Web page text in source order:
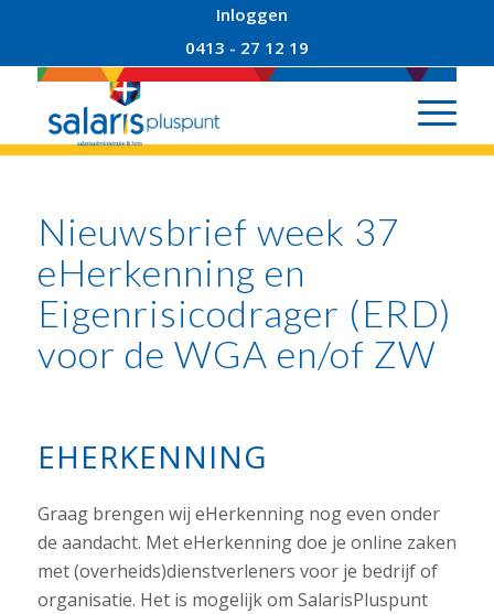
Inloggen
0413 - 27 12 19
Nieuwsbrief week 37
eHerkenning en
Eigenrisicodrager (ERD)
voor de WGA en/of ZW
EHERKENNING
Graag brengen wij eHerkenning nog even onder
de aandacht. Met eHerkenning doe je online zaken
met (overheids)dienstverleners voor je bedrijf of
organisatie. Het is mogelijk om SalarisPluspunt